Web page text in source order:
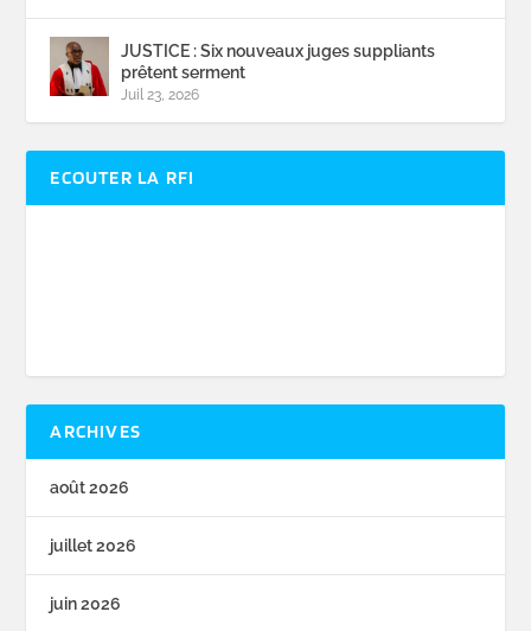
JUSTICE : Six nouveaux juges suppliants
prêtent serment
Juil 23, 2026
ECOUTER LA RFI
ARCHIVES
août 2026
juillet 2026
juin 2026